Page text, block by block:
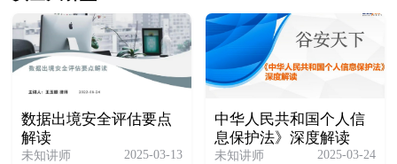
数据出境安全评估要点
解读
未知讲师 2025-03-13
中华人民共和国个人信
息保护法》深度解读
未知讲师 2025-03-24